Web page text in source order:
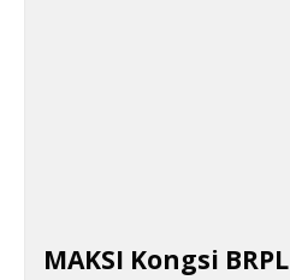
MAKSI Kongsi BRPL